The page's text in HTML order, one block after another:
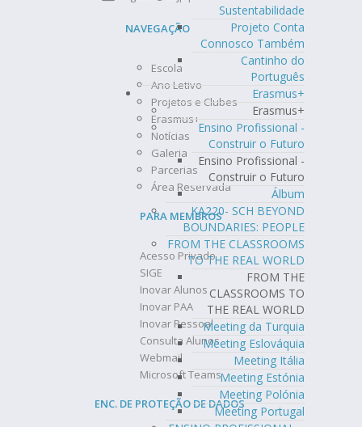
Sustentabilidade
Projeto Conta
Connosco Também
Cantinho do
Português
Erasmus+
Erasmus+
Ensino Profissional -
Construir o Futuro
Ensino Profissional -
Construir o Futuro
Álbum
KA220- SCH BEYOND
BOUNDARIES: PEOPLE
FROM THE CLASSROOMS
TO THE REAL WORLD
FROM THE
CLASSROOMS TO
THE REAL WORLD
Meeting da Turquia
Meeting Eslováquia
Meeting Itália
Meeting Estónia
Meeting Polónia
Meeting Portugal
NAVEGAÇÃO
Escola
Ano Letivo
Projetos e Clubes
Erasmus+
Notícias
Galeria
Parcerias
Área Reservada
PARA MEMBROS
Acesso Privado
SIGE
Inovar Alunos
Inovar PAA
Inovar Pessoal
Consulta Alunos
Webmail
Microsoft Teams
ENC. DE PROTEÇÃO DE DADOS